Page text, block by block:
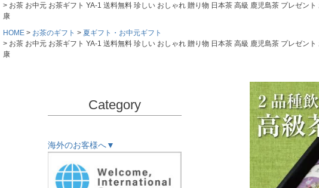
お茶 お中元 お茶ギフト YA-1 送料無料 珍しい おしゃれ 贈り物 日本茶 高級 鹿児島茶 プレゼン
康
HOME
お茶のギフト
夏ギフト・お中元ギフト
お茶 お中元 お茶ギフト YA-1 送料無料 珍しい おしゃれ 贈り物 日本茶 高級 鹿児島茶 プレゼン
康
Category
海外のお客様へ▼